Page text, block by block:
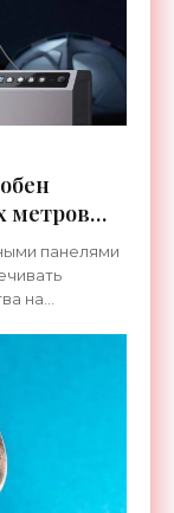
метров
панелями
на